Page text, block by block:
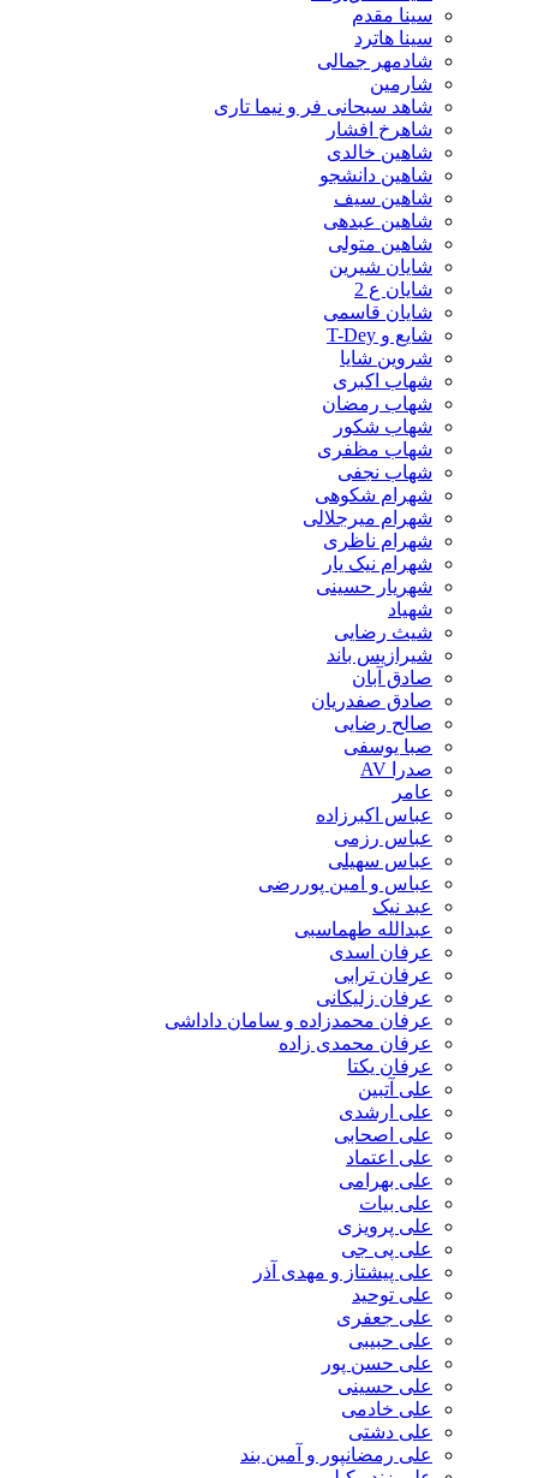
سینا مقدم
سینا هاترد
شادمهر جمالی
شارمین
شاهد سبحانی فر و نیما تاری
شاهرخ افشار
شاهین خالدی
شاهین دانشجو
شاهین سیف
شاهین عبدهی
شاهین متولی
شایان شیرین
شایان ع 2
شایان قاسمی
شایع و T-Dey
شروین شایا
شهاب اکبری
شهاب رمضان
شهاب شکور
شهاب مظفری
شهاب نجفی
شهرام شکوهی
شهرام میرجلالی
شهرام ناظری
شهرام نیک یار
شهریار حسینی
شهیاد
شیث رضایی
شیرازیس باند
صادق آبان
صادق صفدریان
صالح رضایی
صبا یوسفی
صدرا AV
عامر
عباس اکبرزاده
عباس رزمی
عباس سهیلی
عباس و امین پوررضی
عبد نیک
عبدالله طهماسبی‎
عرفان اسدی
عرفان ترابی
عرفان زلیکانی
عرفان محمدزاده و سامان داداشی
عرفان محمدی زاده
عرفان یکتا
علی آتبین
علی ارشدی
علی اصحابی
علی اعتماد
علی بهرامی
علی بیات
علی پرویزی
علی پی جی
علی پیشتاز و مهدی آذر
علی توحید
علی جعفری
علی حبیبی
علی حسن پور
علی حسینی
علی خادمی
علی دشتی
علی رمضانپور و آمین بند